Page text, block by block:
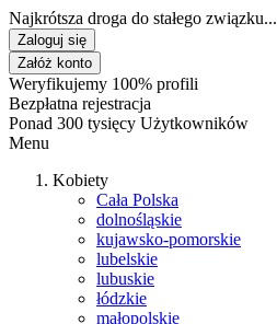
Najkrótsza droga do stałego związku...
Zaloguj się
Załóż konto
Weryfikujemy 100% profili
Bezpłatna rejestracja
Ponad 300 tysięcy Użytkowników
Menu
Kobiety
Cała Polska
dolnośląskie
kujawsko-pomorskie
lubelskie
lubuskie
łódzkie
małopolskie